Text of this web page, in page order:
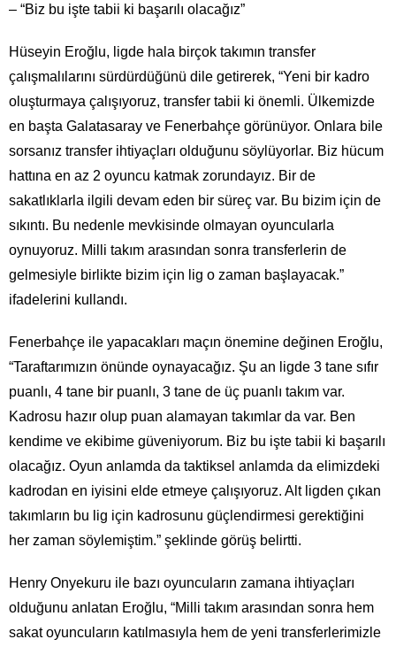
– “Biz bu işte tabii ki başarılı olacağız”
Hüseyin Eroğlu, ligde hala birçok takımın transfer
çalışmalılarını sürdürdüğünü dile getirerek, “Yeni bir kadro
oluşturmaya çalışıyoruz, transfer tabii ki önemli. Ülkemizde
en başta Galatasaray ve Fenerbahçe görünüyor. Onlara bile
sorsanız transfer ihtiyaçları olduğunu söylüyorlar. Biz hücum
hattına en az 2 oyuncu katmak zorundayız. Bir de
sakatlıklarla ilgili devam eden bir süreç var. Bu bizim için de
sıkıntı. Bu nedenle mevkisinde olmayan oyuncularla
oynuyoruz. Milli takım arasından sonra transferlerin de
gelmesiyle birlikte bizim için lig o zaman başlayacak.”
ifadelerini kullandı.
Fenerbahçe ile yapacakları maçın önemine değinen Eroğlu,
“Taraftarımızın önünde oynayacağız. Şu an ligde 3 tane sıfır
puanlı, 4 tane bir puanlı, 3 tane de üç puanlı takım var.
Kadrosu hazır olup puan alamayan takımlar da var. Ben
kendime ve ekibime güveniyorum. Biz bu işte tabii ki başarılı
olacağız. Oyun anlamda da taktiksel anlamda da elimizdeki
kadrodan en iyisini elde etmeye çalışıyoruz. Alt ligden çıkan
takımların bu lig için kadrosunu güçlendirmesi gerektiğini
her zaman söylemiştim.” şeklinde görüş belirtti.
Henry Onyekuru ile bazı oyuncuların zamana ihtiyaçları
olduğunu anlatan Eroğlu, “Milli takım arasından sonra hem
sakat oyuncuların katılmasıyla hem de yeni transferlerimizle